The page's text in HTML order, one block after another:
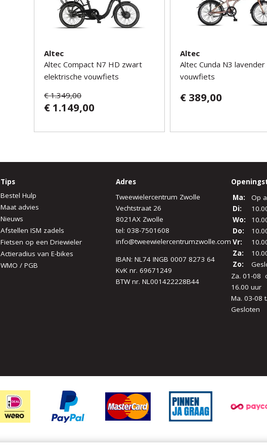
Altec
Altec Compact N7 HD zwart
elektrische vouwfiets
€ 1.349,00
€ 1.149,00
Altec
Altec Cunda N3 lavender
vouwfiets
€ 389,00
Tips
Bestel Hulp
Maat advies
Nieuws
Afstellen ISM zadels
Fietsen op een Driewieler
Actieradius van E-bikes
WMO / PGB
Adres
Tweewielercentrum Zwolle
Vechtstraat 26
8021AX Zwolle
tel: 038-7501608
info@tweewielercentrumzwolle.com
IBAN: NL74 INGB 0007 8273 64
KvK nr. 69671249
BTW nr. NL001422228B44
Ma:
Op
Di:
Wo:
Do:
Vr:
Za:
Zo:
Za. 01-08
16.00 uur
Ma. 03-08
Gesloten